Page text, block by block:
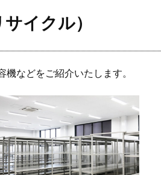
イクル）
などをご紹介いたします。